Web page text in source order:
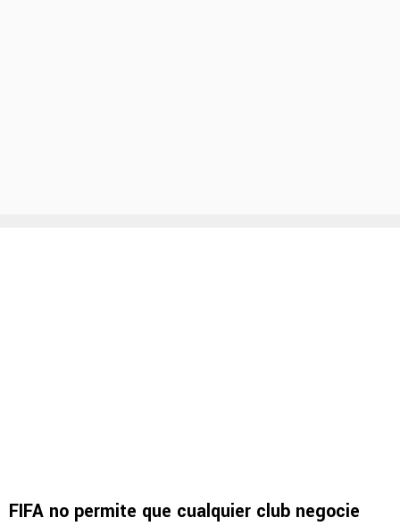
FIFA no permite que cualquier club negocie